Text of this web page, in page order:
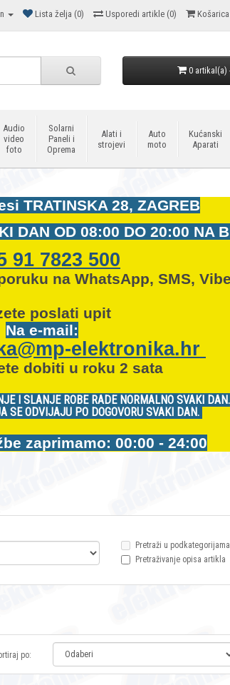
Lista želja (0) Usporedi artikle (0) Košarica
0 artikal(a)
Audio
video
foto
Solarni
Paneli i
Oprema
Alati i
strojevi
Auto
moto
Kućanski
Aparati
TRATINSKA 28, ZAGREB
DAN OD 08:00 DO 20:00 NA
91 7823 500
na WhatsApp, SMS,
poslati upit
Na e-mail:
elektronika.hr
dobiti u roku 2 sata
I SLANJE ROBE RADE NORMALNO SVAKI DAN.
SE ODVIJAJU PO DOGOVORU SVAKI DAN.
zaprimamo: 00:00 - 24:00
Pretraži u podkategorijama
Pretraživanje opisa artikla
po: